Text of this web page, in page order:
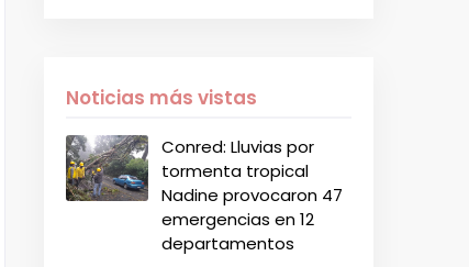
Noticias más vistas
Conred: Lluvias por
tormenta tropical
Nadine provocaron 47
emergencias en 12
departamentos